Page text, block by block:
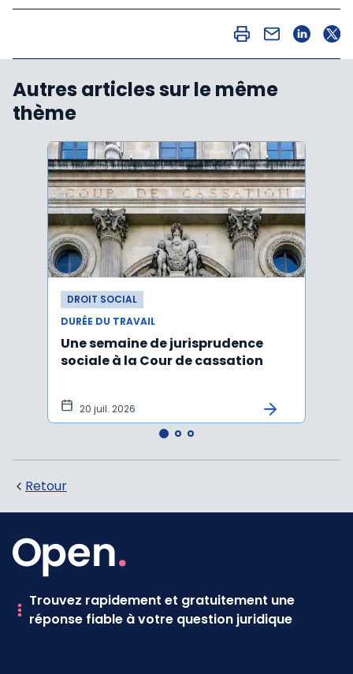
Autres articles sur le même
thème
DROIT SOCIAL
DURÉE DU TRAVAIL
Une semaine de jurisprudence
sociale à la Cour de cassation
20 juil. 2026
Retour
Trouvez rapidement et gratuitement une
réponse fiable à votre question juridique